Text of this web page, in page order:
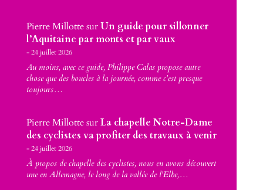
Pierre MillottesurUn guide pour sillonner
l’Aquitaine par monts et par vaux
24 juillet 2026
Au moins, avec ce guide, Philippe Calas propose autre
chose que des boucles à la journée, comme c'est presque
toujours…
Pierre MillottesurLa chapelle Notre-Dame
des cyclistes va profiter des travaux à venir
24 juillet 2026
À propos de chapelle des cyclistes, nous en avons découvert
une en Allemagne, le long de la vallée de l'Elbe,…